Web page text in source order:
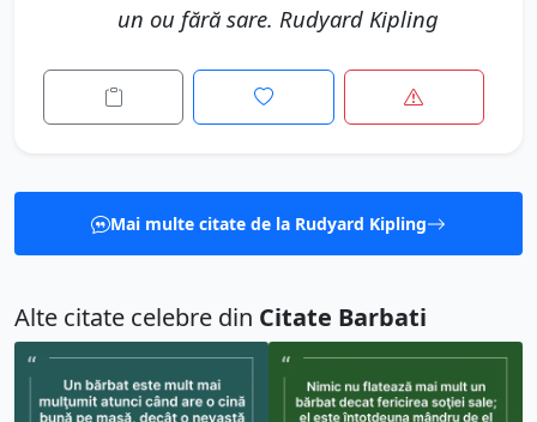
un ou fără sare. Rudyard Kipling
Mai multe citate de la Rudyard Kipling
Alte citate celebre din Citate Barbati